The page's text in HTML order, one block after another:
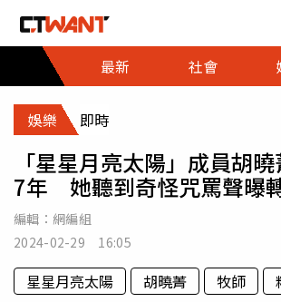
最新
社會
娛樂 即時
「星星月亮太陽」成員胡
7年 她聽到奇怪咒罵聲曝
編輯： 網編組
2024-02-29 16:05
星星月亮太陽 胡曉菁 牧師